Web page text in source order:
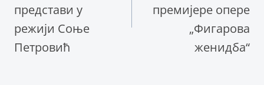
представи у
режији Соње
Петровић
премијере опере
„Фигарова
женидба“